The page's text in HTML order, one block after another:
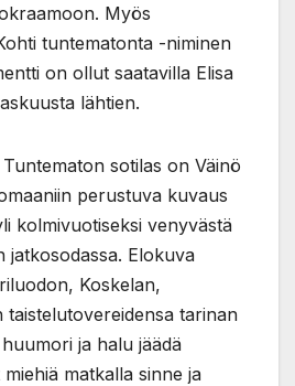
Myös
tuntematonta -niminen
on ollut saatavilla Elisa
lähtien.
sotilas on Väinö
perustuva kuvaus
kolmivuotiseksi venyvästä
jatkosodassa. Elokuva
Koskelan,
taistelutovereidensa tarinan
ja halu jäädä
matkalla sinne ja